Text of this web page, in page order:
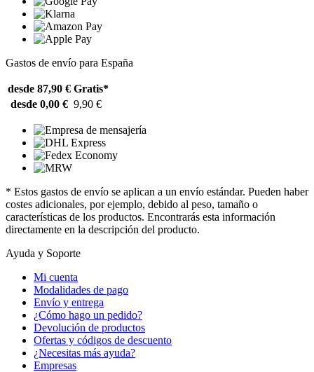
Gastos de envío para España
desde 87,90 € Gratis*
desde 0,00 € 9,90 €
* Estos gastos de envío se aplican a un envío estándar. Pueden haber
costes adicionales, por ejemplo, debido al peso, tamaño o
características de los productos. Encontrarás esta información
directamente en la descripción del producto.
Ayuda y Soporte
Mi cuenta
Modalidades de pago
Envío y entrega
¿Cómo hago un pedido?
Devolución de productos
Ofertas y códigos de descuento
¿Necesitas más ayuda?
Empresas